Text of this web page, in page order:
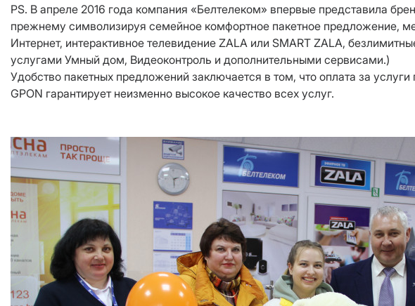
PS. В апреле 2016 года компания «Белтелеком» впервые представила
прежнему символизируя семейное комфортное пакетное предложение,
Интернет, интерактивное телевидение ZALA или SMART ZALA,
услугами Умный дом, Видеоконтроль и дополнительными сервисами.)
Удобство пакетных предложений заключается в том, что оплата за
GPON гарантирует неизменно высокое качество всех услуг.